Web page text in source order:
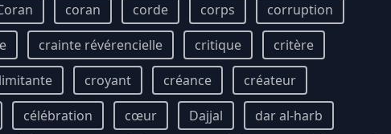
coran corde corps
corruption
crainte révérencielle critique
critère
croyant créance
créateur
célébration cœur Dajjal
dar al-harb